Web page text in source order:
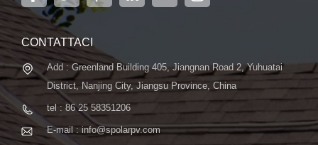
CONTATTACI
Add : Greenland Building 405, Jiangnan Road 2, Yuhuatai
District, Nanjing City, Jiangsu Province, China
tel : 86 25 58351206
E-mail : info@spolarpv.com